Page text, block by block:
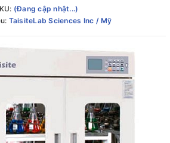
(Đang cập nhật...)
TaisiteLab Sciences Inc / Mỹ